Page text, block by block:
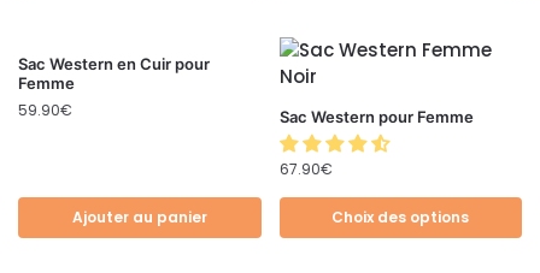
Sac Western en Cuir pour
Femme
59.90€
Ajouter au panier
Sac Western pour Femme
67.90€
Choix des options